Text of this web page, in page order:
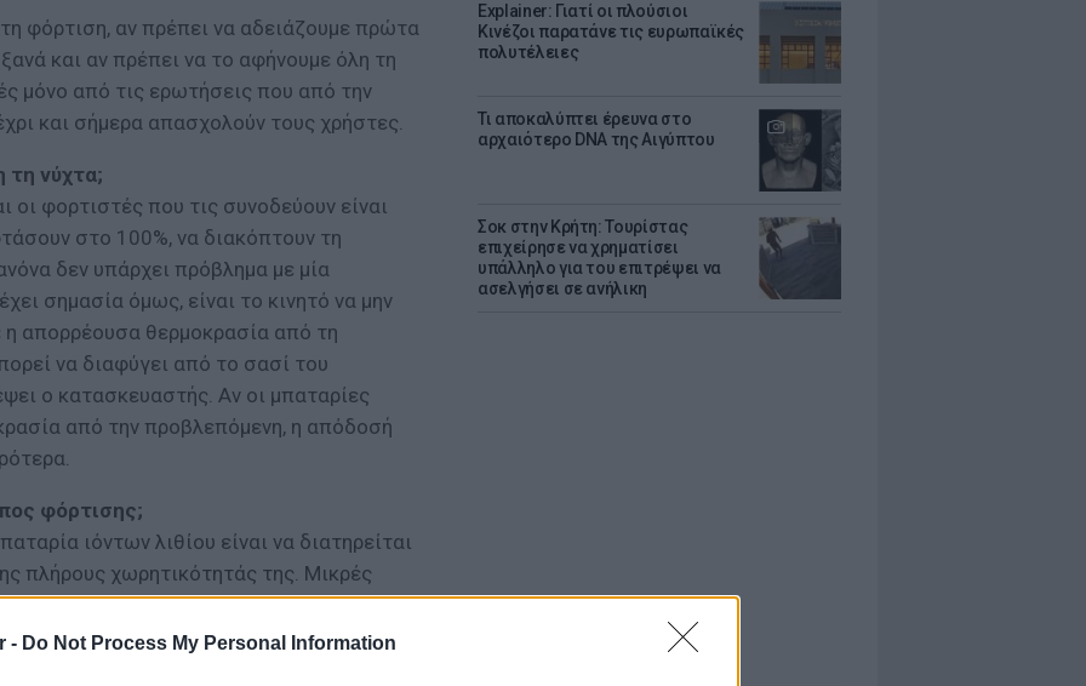
- Do Not Process My Personal Information
Explainer: Γιατί οι πλούσιοι
Κινέζοι παρατάνε τις ευρωπαϊκές
πολυτέλειες
Τι αποκαλύπτει έρευνα στο
αρχαιότερο DNA της Αιγύπτου
Σοκ στην Κρήτη: Τουρίστας
επιχείρησε να χρηματίσει
υπάλληλο για του επιτρέψει να
ασελγήσει σε ανήλικη
φόρτιση, αν πρέπει να αδειάζουμε πρώτα
και αν πρέπει να το αφήνουμε όλη τη
μόνο από τις ερωτήσεις που από την
και σήμερα απασχολούν τους χρήστες.
τη νύχτα;
οι φορτιστές που τις συνοδεύουν είναι
στο 100%, να διακόπτουν τη
δεν υπάρχει πρόβλημα με μία
σημασία όμως, είναι το κινητό να μην
απορρέουσα θερμοκρασία από τη
να διαφύγει από το σασί του
ο κατασκευαστής. Αν οι μπαταρίες
από την προβλεπόμενη, η απόδοσή
φόρτισης;
ιόντων λιθίου είναι να διατηρείται
πλήρους χωρητικότητάς της. Μικρές
ημέρας επιτρέπουν στα ιόντα να
αρκετή ισχύ. ¶ρα, πολλές μικρές φορτίσεις
διάρκεια της ημέρας. Δεν ακούγεται